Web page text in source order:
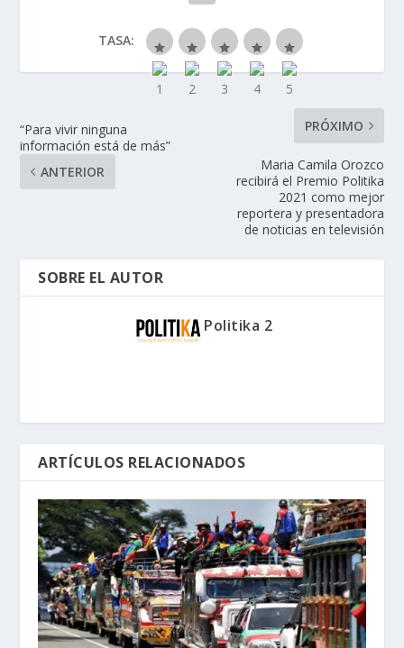
TASA:
“Para vivir ninguna
información está de más”
ANTERIOR
PRÓXIMO
Maria Camila Orozco
recibirá el Premio Politika
2021 como mejor
reportera y presentadora
de noticias en televisión
SOBRE EL AUTOR
Politika 2
ARTÍCULOS RELACIONADOS